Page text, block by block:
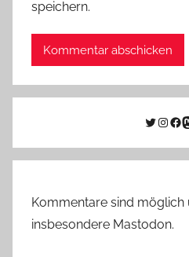
speichern.
Twitter
Kommentare sind möglich
insbesondere Mastodon.